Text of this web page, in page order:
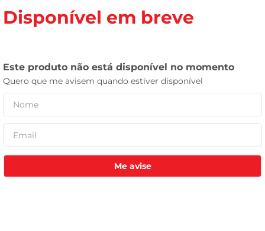
Disponível em breve
Me avise
leite
tv